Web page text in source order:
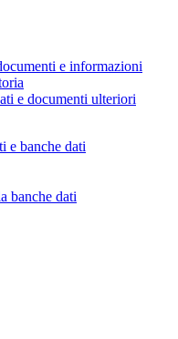
e informazioni
e documenti ulteriori
e banche dati
banche dati